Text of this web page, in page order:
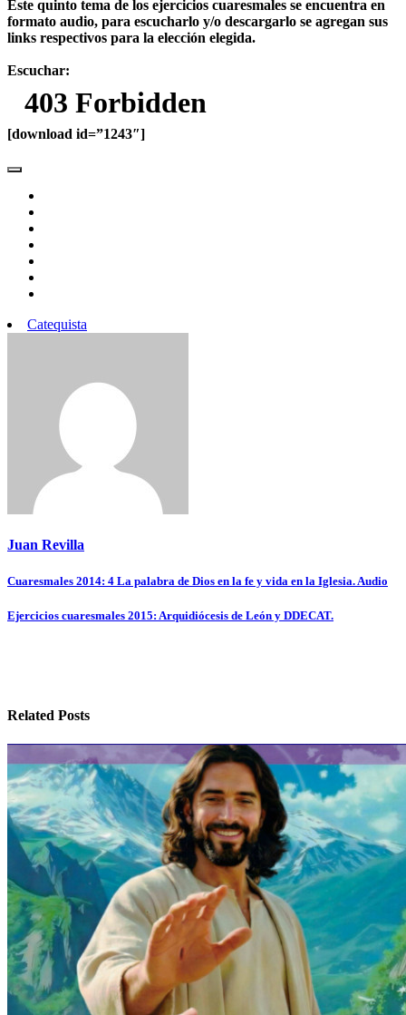
Este quinto tema de los ejercicios cuaresmales se encuentra en
formato audio, para escucharlo y/o descargarlo se agregan sus
links respectivos para la elección elegida.
Escuchar:
[download id=”1243″]
Catequista
Juan Revilla
Navegación
de
Cuaresmales 2014: 4 La palabra de Dios en la fe y vida en la Iglesia. Audio
Ejercicios cuaresmales 2015: Arquidiócesis de León y DDECAT.
Related Posts